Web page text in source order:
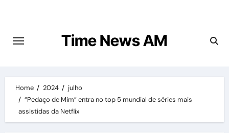
content
Time News AM
Home 2024
julho
“Pedaço de Mim” entra no top 5 mundial de séries mais
assistidas da Netflix